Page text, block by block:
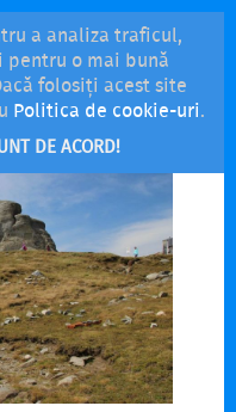
a analiza traficul,
o mai bună
folosiți acest site
Politica de cookie-uri.
DE ACORD!
MENU